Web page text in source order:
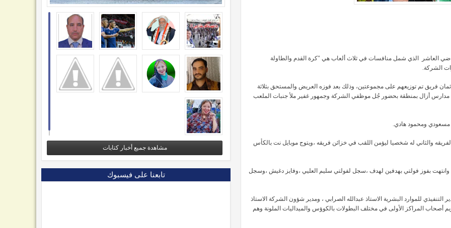
العاشر الذي شمل منافسات في ثلاث ألعاب هي "كرة القدم والطاولة
فريق تم توزيعهم على مجموعتين، وذلك بعد فوزه العريض والمستحق بثلاثة
مدارس أزال بمنطقة بحضور جُل موظفي الشركة وجمهور غفير ملأ جنبات الملعب
مسعودي ومحمود هادي.
والثاني له شخصيا ليؤمن اللقب في خزائن فريقه ،ويتوج موبايل نت بالكأس
وانتهت بفوز فولتي بهدفين لهدف ،سجل لفولتي سليم العليي ،وفايز دغيش ،وسجل
للموارد البشرية الاستاذ عبدالله الصرابي ، ومدير شؤون الشركة الاستاذ
أصحاب المراكز الأولى في مختلف البطولات بالكوؤس والميداليات الملونة وهم
مشاهدة جميع أخبار كتابات
تابعنا على فيسبوك